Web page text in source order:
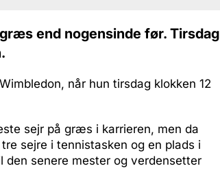
end nogensinde før. Tirsdag
når hun tirsdag klokken 12
sejr på græs i karrieren, men da
sejre i tennistasken og en plads i
senere mester og verdensetter